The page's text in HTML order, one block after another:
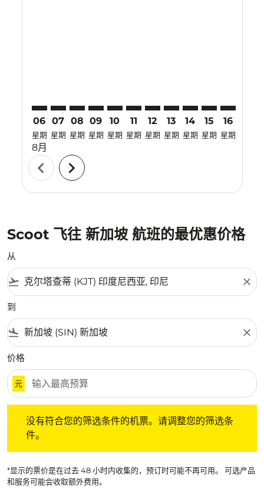
06
星期
8月
07
星期
08
星期
09
星期
10
星期
11
星期
12
星期
13
星期
14
星期
15
星期
16
星期
chevron_left chevron_right
Scoot 飞往 新加坡 航班的最优惠价格
从
flight_takeoff close
到
flight_land close
价格
元
没有符合您的筛选条件的机票。请调整您的筛选条
件。
*显示的票价是在过去 48 小时内收集的，预订时可能不再可用。 可选产品
和服务可能会收取额外费用。